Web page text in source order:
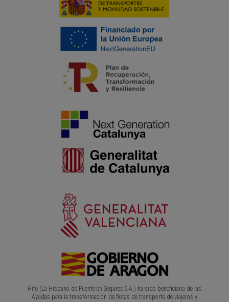
Hife (La Hispano de Fuente en Segures S.A.) ha sido beneficiaria de las
Ayudas para la transformación de flotas de transporte de viajeros y